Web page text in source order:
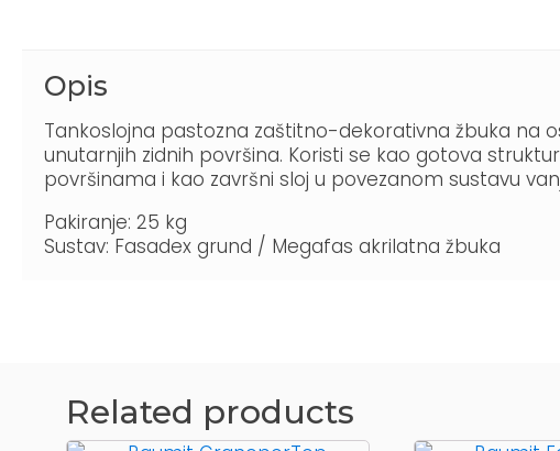
Opis
Tankoslojna pastozna zaštitno-dekorativna žbuka na
unutarnjih zidnih površina. Koristi se kao gotova
površinama i kao završni sloj u povezanom sustavu
Pakiranje: 25 kg
Sustav: Fasadex grund / Megafas akrilatna žbuka
Related products